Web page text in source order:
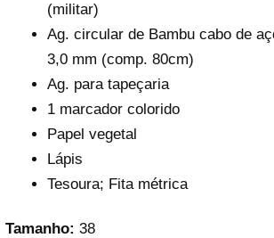
(militar)
Ag. circular de Bambu cabo de
3,0 mm (comp. 80cm)
Ag. para tapeçaria
1 marcador colorido
Papel vegetal
Lápis
Tesoura; Fita métrica
Tamanho: 38